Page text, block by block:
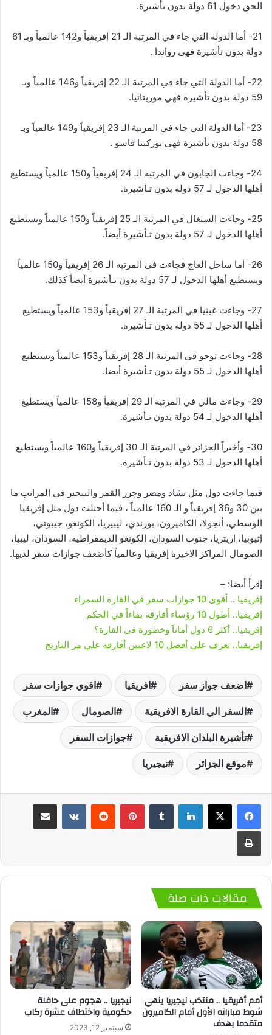
الحق دخول 61 دولة بدون تأشيرة.
21- أما الدولة التي جاء في المرتبة الـ 21 إفريقياً و142 عالمياً وبـ 61
دولة بدون تأشيرة فهي رواندا .
22- أما الدولة التي جاء في المرتبة الـ 22 إفريقياً و146 عالمياً وبـ
59 دولة بدون تأشيرة فهي موريتانيا.
23- أما الدولة التي جاء في المرتبة الـ 23 إفريقياً و149 عالمياً وبـ
58 دولة بدون تأشيرة فهي بوركينا فاسو .
24- وجاءت الجابون في المرتبة الـ 24 إفريقياً و150 عالمياً ويستطيع
أهلها الدخول لـ 57 دولة بدون تـأشيرة.
25- وجاءت السنغال في المرتبة الـ 25 إفريقياً و150 عالمياً ويستطيع
أهلها الدخول لـ 57 دولة بدون تـأشيرة أيضاً.
26- أما ساحل العاج فجاءت في المرتبة الـ 26 إفريقياً و150 عالمياً
ويستطيع أهلها الدخول لـ 57 دولة بدون تـأشيرة أيضاً كذلك.
27- وجاءت غينيا في المرتبة الـ 27 إفريقياً و153 عالمياً ويستطيع
أهلها الدخول لـ 55 دولة بدون تـأشيرة.
28- وجاءت توجو في المرتبة الـ 28 إفريقياً و153 عالمياً ويستطيع
أهلها الدخول لـ 55 دولة بدون تـأشيرة أيضا.
29- وجاءت مالي في المرتبة الـ 29 إفريقياً و158 عالمياً ويستطيع
أهلها الدخول لـ 54 دولة بدون تـأشيرة.
30- وأخيراً الجزائر في المرتبة الـ 30 إفريقياً و160 عالمياً ويستطيع
أهلها الدخول لـ 53 دولة بدون تـأشيرة.
فيما جاءت دول مثل تشاد ومصر وجزر القمر والنيجير في المراتب ما
بين 30 و36 إفريقياً و الـ 160 عالمياً ، فيما أحتلت دول مثل إفريقيا
الوسطي، أنجولا، الكاميرون، بورندي، ليبيريا، الكونغو، جيبوتي،
إثيوبيا، إريتريا، جنوب السودان، الكونغو الديمقراطية، السودان، ليبيا،
الصومال المراكز الاخيرة إفريقيا وعالمياً كأضعف جوازات سفر لديها.
إقرأ أيضا: –
إفريقيا .. أقوى 10 جوازات سفر في القارة السمراء
إفريقيا.. أطول 10 رؤساء أفارقة بقاءاً في الحكم
إفريقيا.. أكثر 6 دول أماناً وخطورة في القارة؟
إفريقيا.. تعرف علي أفضل 10 لاعبين أفارقه علي مر التاريخ
اضعف جواز سفر افريقيا اقوي جوازات سفر
السفر الي القارة الافريقية الصومال المغرب
تأشيرة البلدان الافريقية جوازات السفر
موقع الجزائر نيجيريا
لينكدإن بينتيريست
مقالات ذات صلة
أمم أفريقيا .. منتخب نيجيريا ينهي
شوط مباراته الأول أمام الكاميرون
متقدما بهدف
نيجيريا .. هجوم على حافلة
حكومية واختطاف عشرة ركاب
سبتمبر 12, 2023